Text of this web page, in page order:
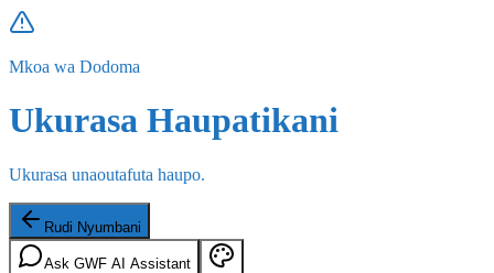
Mkoa wa Dodoma
Ukurasa Haupatikani
Ukurasa unaoutafuta haupo.
Rudi Nyumbani
Ask GWF AI Assistant